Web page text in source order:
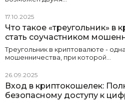
17.10.2025
Что такое «треугольник» в
стать соучастником
Треугольник в криптовалюте -
мошенничества, при которой…
26.09.2025
Вход в криптокошелек:
безопасному доступу к